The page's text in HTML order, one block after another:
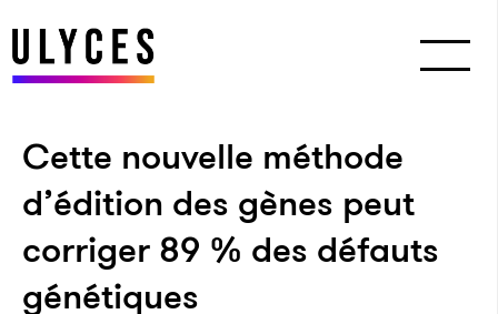
Cette nouvelle méthode
d’édition des gènes peut
corriger 89 % des défauts
génétiques